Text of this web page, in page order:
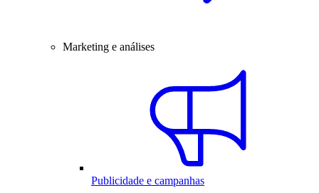
Marketing e análises
Publicidade e campanhas